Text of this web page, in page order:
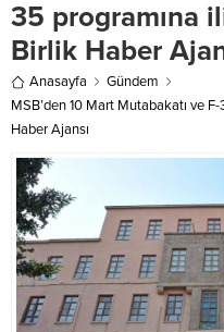
35 programına
Birlik Haber
Anasayfa
Gündem
MSB’den 10 Mart Mutabakatı ve
Haber Ajansı